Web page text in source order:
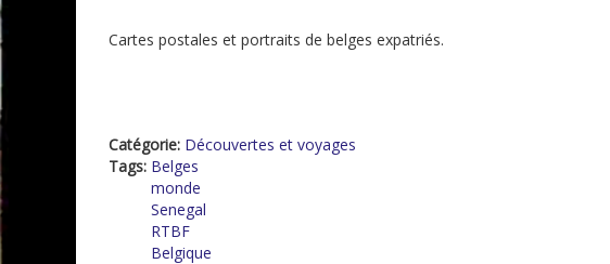
Cartes postales et portraits de belges expatriés.
Catégorie: Découvertes et voyages
Tags: Belges
monde
Senegal
RTBF
Belgique